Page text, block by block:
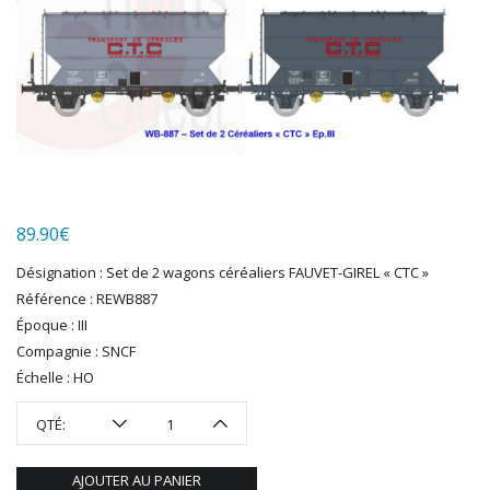
HUMBROL
ITALERI
JOUEF
KOLIBRI
MARLKIN
NOREV
NOVATEUR MODELES
PECO
PG mini
PIKO
PN SUD MODELISME
PREISER
PRINCE AUGUST
89.90€
Désignation : Set de 2 wagons céréaliers FAUVET-GIREL « CTC »
Référence : REWB887
Époque : III
Compagnie : SNCF
Échelle : HO
QTÉ:
AJOUTER AU PANIER